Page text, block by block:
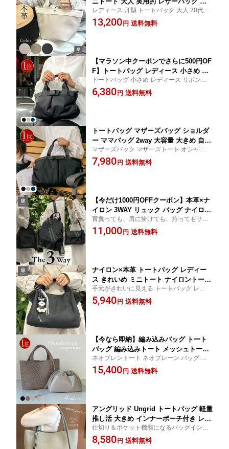
しゃれ カジュアル きれいめ かわいい
小さめ デイリー 通勤 通学 仕事 オフィ
レディース 舟型 トートバッグ 大人 20代 30
代 40代 50代 人気 ブランド ワンマイルバッ
グ 上品 シュリンクレザー 上質レザー 高品
13,200 円 送料無料
【マラソン中クーポンでさらに500円OF
F】トートバッグ レディース 小さめ ミ
ニトート リボントート ファスナー付き
かわいい 上品 きれいめ おしゃれ 軽量
トートバッグ 小さめ レディース リボンバ
ッグ 通勤 通学 買い物 トートバック ミニサ
イズ かわいい おしゃれ 2WAY 舟形 セミフ
6,380 円 送料無料
トートバッグ マザーズバッグ ショルダ
ー ママバッグ 2way 大容量 大きめ 自立
軽量 軽い ストラップ ナイロン ベビー
リボンバッグ リボントート ブラック 黒
マザーズバック マザーズトート オシャレ
ママバッグ ナイロン ブラック ネイビー グ
レージュ 撥水 旅行 出産祝い ギフトにも お
7,980 円 送料無料
【今だけ1000円OFFクーポン】本革×ナ
イロン 3WAY リュック バッグ ナイロン
レディース ショルダー 手提げ トート
おしゃれ きれいめ 軽量 ショルダーバッ
背負っても、肩に掛けても、持ってもサマ
になる、ハンサム見えの「新・3Wayバッ
グ」
11,000 円 送料無料
ナイロン×本革 トートバッグ レディー
ス きれいめ ミニトート ナイロントート
A4 軽量 ショルダーバッグ ななめ掛け
ハンドバッグ 軽い 2way 多収納 マグネ
手元がきれいに見える トートバッグ レディ
ース 小さめ ナイロン 2way 肩掛け 斜めがけ
上品
5,940 円 送料無料
【今なら即納】編み込みバッグ トート
バッグ 編み込みトート メッシュトート
バッグ レディース 通勤 A4 大容量 軽量
上品 おしゃれ ネオプレーン ネオプレン
ネオプレントート ネオプレーン バッグ お
しゃれ マザーズバッグ 通勤バッグ レディ
ース a4 縦 横 サブバッグ ネオプレン バッグ
15,400 円 送料無料
アングリッド Ungrid トートバッグ 軽量
推し活 大きめ インナーポーチ付き レデ
ィース 人気 バッグインバッグ付き A4
トート ショルダーバッグ 大人 大容量
仕切り＆ポケット機能になるバッグインバ
ッグ付き トートバッグ かわいい オシャレ
ブランド 旅行 カジュアル
8,580 円 送料無料